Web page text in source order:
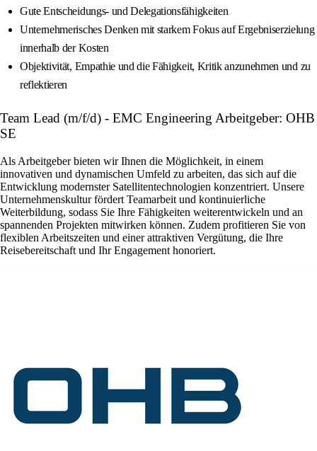
Gute Entscheidungs- und Delegationsfähigkeiten
Unternehmerisches Denken mit starkem Fokus auf Ergebniserzielung
innerhalb der Kosten
Objektivität, Empathie und die Fähigkeit, Kritik anzunehmen und zu
reflektieren
Team Lead (m/f/d) - EMC Engineering Arbeitgeber: OHB
SE
Als Arbeitgeber bieten wir Ihnen die Möglichkeit, in einem
innovativen und dynamischen Umfeld zu arbeiten, das sich auf die
Entwicklung modernster Satellitentechnologien konzentriert. Unsere
Unternehmenskultur fördert Teamarbeit und kontinuierliche
Weiterbildung, sodass Sie Ihre Fähigkeiten weiterentwickeln und an
spannenden Projekten mitwirken können. Zudem profitieren Sie von
flexiblen Arbeitszeiten und einer attraktiven Vergütung, die Ihre
Reisebereitschaft und Ihr Engagement honoriert.